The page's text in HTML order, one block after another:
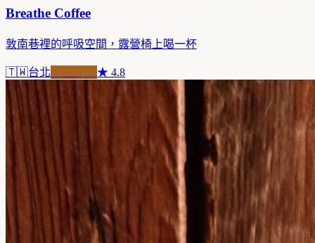
Breathe Coffee
敦南巷裡的呼吸空間，露營椅上喝一杯
🇹🇼台北 ★ 4.8